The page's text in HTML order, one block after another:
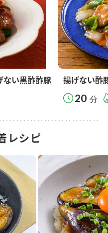
ない黒酢酢豚 揚げない酢
20 分
レシピ